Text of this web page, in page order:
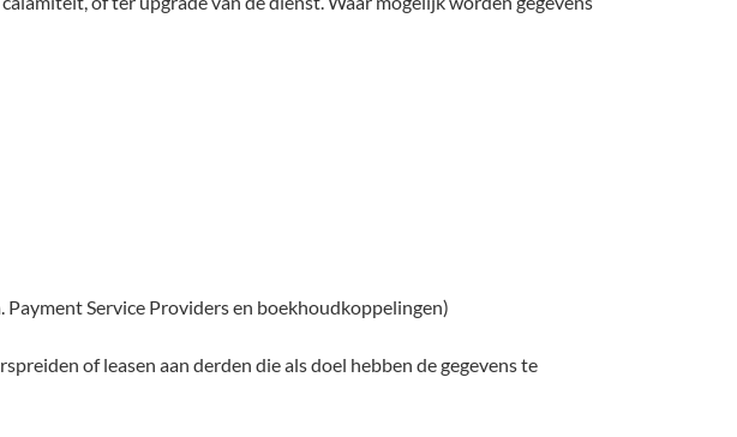
Service Providers en boekhoudkoppelingen)
of leasen aan derden die als doel hebben de gegevens te